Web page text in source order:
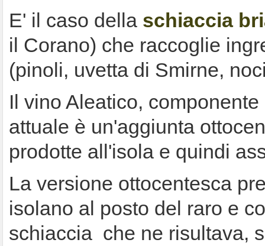
E' il caso della schiaccia
il Corano) che raccoglie
(pinoli, uvetta di Smirne,
Il vino Aleatico,
attuale è un'aggiunta
prodotte all'isola e quindi
La versione ottocentesca
isolano al posto del raro e
schiaccia che ne risultava,